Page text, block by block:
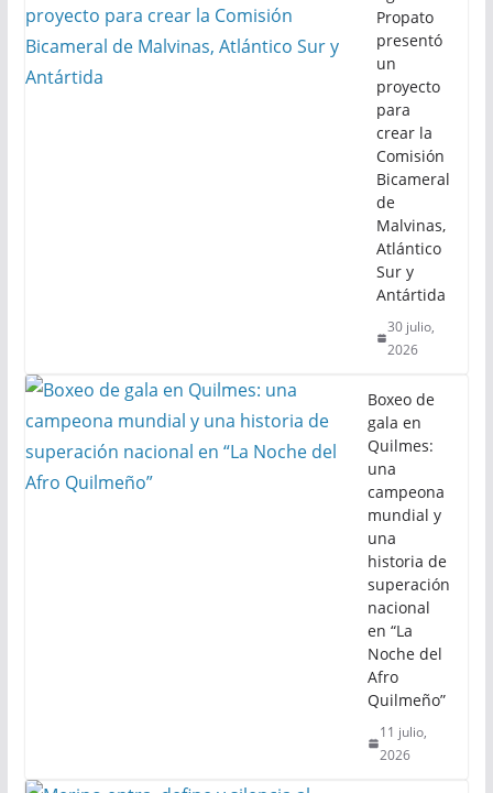
Propato
presentó
un
proyecto
para
crear la
Comisión
Bicameral
de
Malvinas,
Atlántico
Sur y
Antártida
30 julio,
2026
Boxeo de
gala en
Quilmes:
una
campeona
mundial y
una
historia de
superación
nacional
en “La
Noche del
Afro
Quilmeño”
11 julio,
2026